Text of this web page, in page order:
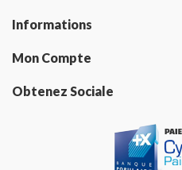
Informations
Mon Compte
Obtenez Sociale